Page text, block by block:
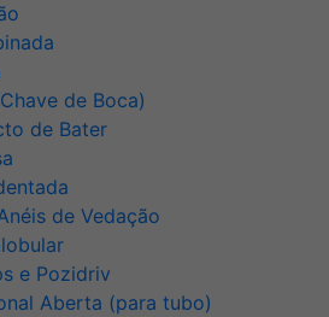
de Boca)
de Bater
de Vedação
e Pozidriv
Aberta (para tubo)